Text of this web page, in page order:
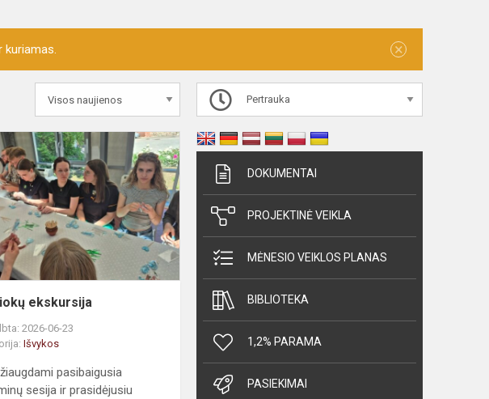
kuriamas. ×
ekskursija
2026-06-23
Išvykos
pasibaigusia
sesija ir prasidėjusiu
Pertrauka
DOKUMENTAI
PROJEKTINĖ VEIKLA
MĖNESIO VEIKLOS PLANAS
BIBLIOTEKA
1,2% PARAMA
PASIEKIMAI